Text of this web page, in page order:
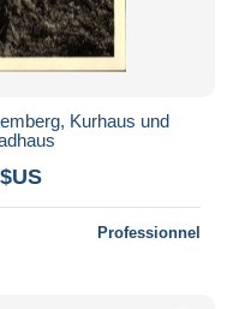
Kurhaus und
Professionnel